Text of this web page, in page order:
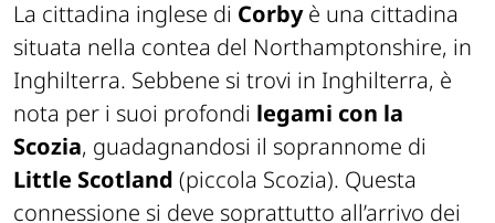
La cittadina inglese di Corbyè una cittadina
situata nella contea del Northamptonshire, in
Inghilterra. Sebbene si trovi in Inghilterra, è
nota per i suoi profondi legami con la
Scozia, guadagnandosi il soprannome di
Little Scotland (piccola Scozia). Questa
connessione si deve soprattutto all’arrivo dei